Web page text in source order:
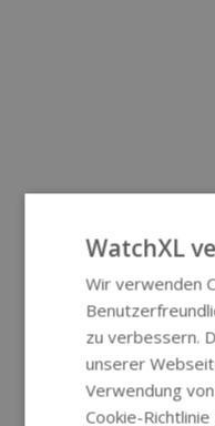
WatchXL
Wir verwenden
zu verbessern.
unserer
Verwendung
Cookie-Richtlinie